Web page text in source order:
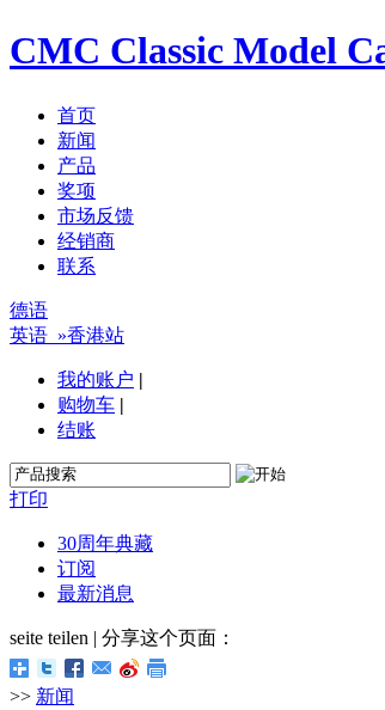
CMC Classic Model
首页
新闻
产品
奖项
市场反馈
经销商
联系
德语
英语 »香港站
我的账户 |
购物车 |
结账
打印
30周年典藏
订阅
最新消息
seite teilen | 分享这个页面：
>> 新闻